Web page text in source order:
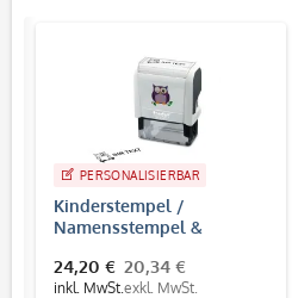
PERSONALISIERBAR
Kinderstempel /
Namensstempel &
Printy 4912
24,20 €
inkl. MwSt.
20,34 €
exkl. MwSt.